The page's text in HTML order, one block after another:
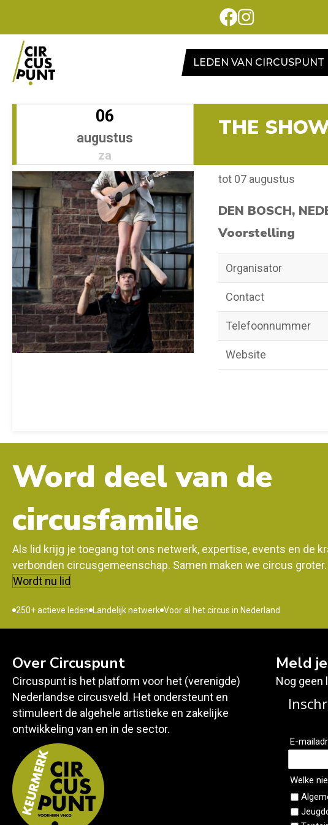
LEDEN VAN CIRCUSPUNT
06
augustus
za
THE
tot 07 augustus
DEN BOSCH,
Voorstelling
Organisator
Contact
Telefoonnummer
Website
Word deel van de
circusfamilie
Als lid krijg je toegang tot ons netwerk, expertise, events en de
verbonden circusgemeenschap. Samen maken we circus groter.
Wordt nu lid
250+ actieve leden Landelijk netwerk Voor al het circus in Nederland
Over Circuspunt
Circuspunt is het platform voor het (verenigde)
Nederlandse circusveld. Het ondersteunt en
stimuleert de algehele artistieke en zakelijke
ontwikkeling van en in de sector.
Meld
Nog geen
E-
Welke